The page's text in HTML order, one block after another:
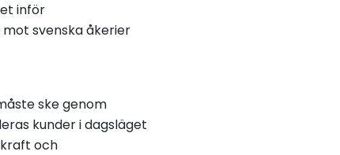
inför
svenska åkerier
ske genom
kunder i dagsläget
och